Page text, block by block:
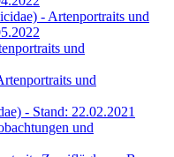
- Artenportraits und
und
und
- Stand: 22.02.2021
und